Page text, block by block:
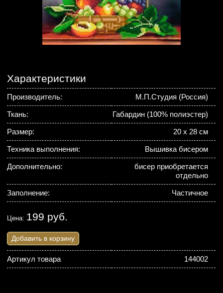
Характеристики
Производитель: М.П.Студия (Россия)
Ткань: Габардин (100% полиэстер)
Размер: 20 х 28 см
Техника выполнения: Вышивка бисером
Дополнительно:
бисер приобретается
отдельно
Заполнение: Частичное
Цена: 199 руб.
Добавить в корзину
Артикул товара 144002